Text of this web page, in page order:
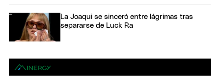
La Joaqui se sinceró entre lágrimas tras
separarse de Luck Ra